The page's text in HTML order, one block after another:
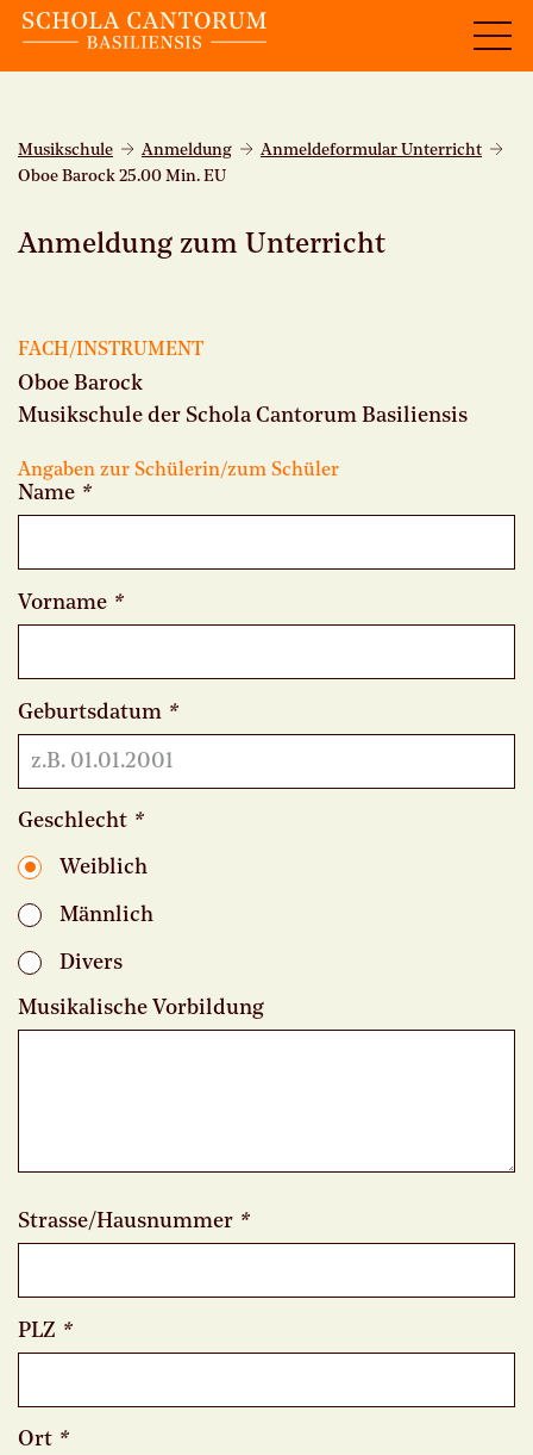
Musikschule Anmeldung
Anmeldeformular Unterricht
Oboe Barock 25.00 Min. EU
Anmeldung zum Unterricht
FACH/INSTRUMENT
Oboe Barock
Musikschule der Schola Cantorum Basiliensis
Angaben zur Schülerin/zum Schüler
Name *
Vorname *
Geburtsdatum *
Geschlecht *
Weiblich
Männlich
Divers
Musikalische Vorbildung
Strasse/Hausnummer *
PLZ *
Ort *